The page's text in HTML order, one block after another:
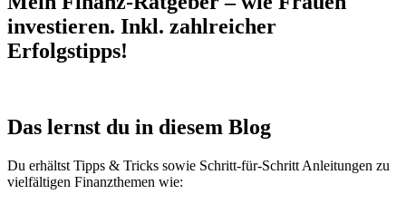
investieren. Inkl. zahlreicher
Erfolgstipps!
Das lernst du in diesem Blog
Du erhältst Tipps & Tricks sowie Schritt-für-Schritt Anleitungen zu
vielfältigen Finanzthemen wie: